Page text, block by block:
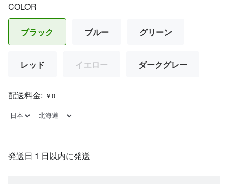
COLOR
ブラック ブルー グリーン
レッド イエロー ダークグレー
配送料金: ￥0
発送日 1 日以内に発送